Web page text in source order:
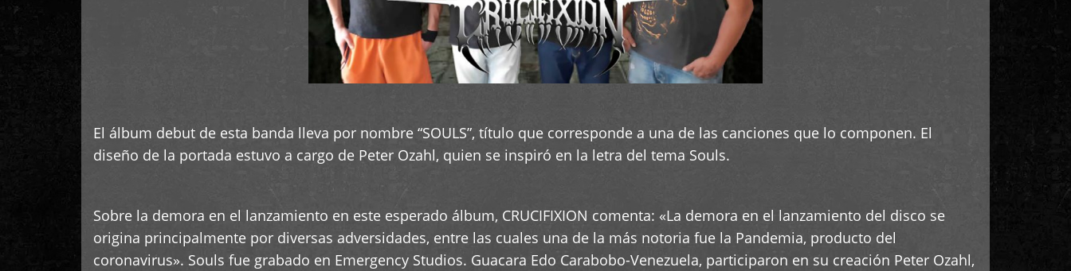
El álbum debut de esta banda lleva por nombre “SOULS”, título que corresponde a una de las canciones que lo componen. El
diseño de la portada estuvo a cargo de Peter Ozahl, quien se inspiró en la letra del tema Souls.
Sobre la demora en el lanzamiento en este esperado álbum, CRUCIFIXION comenta: «La demora en el lanzamiento del disco se
origina principalmente por diversas adversidades, entre las cuales una de la más notoria fue la Pandemia, producto del
coronavirus». Souls fue grabado en Emergency Studios. Guacara Edo Carabobo-Venezuela, participaron en su creación Peter Ozahl,